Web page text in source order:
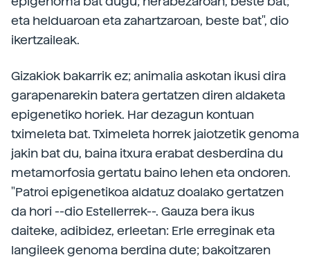
eta helduaroan eta zahartzaroan, beste bat", dio
ikertzaileak.
Gizakiok bakarrik ez; animalia askotan ikusi dira
garapenarekin batera gertatzen diren aldaketa
epigenetiko horiek. Har dezagun kontuan
tximeleta bat. Tximeleta horrek jaiotzetik genoma
jakin bat du, baina itxura erabat desberdina du
metamorfosia gertatu baino lehen eta ondoren.
"Patroi epigenetikoa aldatuz doalako gertatzen
da hori --dio Estellerrek--. Gauza bera ikus
daiteke, adibidez, erleetan: Erle erreginak eta
langileek genoma berdina dute; bakoitzaren